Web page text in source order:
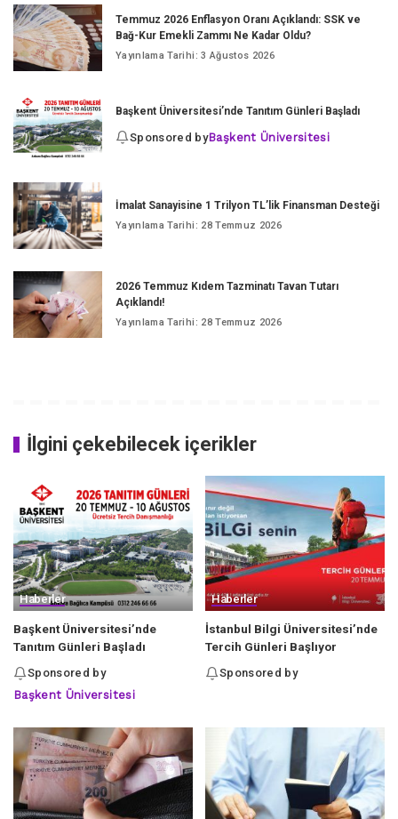
Temmuz 2026 Enflasyon Oranı Açıklandı: SSK ve
Bağ-Kur Emekli Zammı Ne Kadar Oldu?
Yayınlama Tarihi: 3 Ağustos 2026
Başkent Üniversitesi’nde Tanıtım Günleri Başladı
Sponsored byBaşkent Üniversitesi
İmalat Sanayisine 1 Trilyon TL’lik Finansman Desteği
Yayınlama Tarihi: 28 Temmuz 2026
2026 Temmuz Kıdem Tazminatı Tavan Tutarı
Açıklandı!
Yayınlama Tarihi: 28 Temmuz 2026
İlgini çekebilecek içerikler
Haberler
Başkent Üniversitesi’nde
Tanıtım Günleri Başladı
Sponsored by
Başkent Üniversitesi
Haberler
İstanbul Bilgi Üniversitesi’nde
Tercih Günleri Başlıyor
Sponsored by